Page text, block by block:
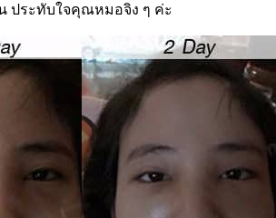
ประทับใจคุณหมอจิง ๆ ค่ะ